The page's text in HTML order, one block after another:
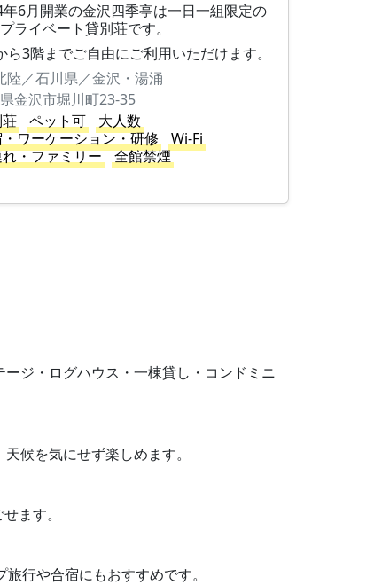
6月開業の金沢四季亭は一日一組限定の
ライベート貸別荘です。
ら3階までご自由にご利用いただけます。
陸／石川県／金沢・湯涌
金沢市堀川町23-35
ペット可
大人数
ワーケーション・研修
Wi-Fi
・ファミリー
全館禁煙
ジ・ログハウス・一棟貸し・コンドミニ
候を気にせず楽しめます。
ます。
行や合宿にもおすすめです。